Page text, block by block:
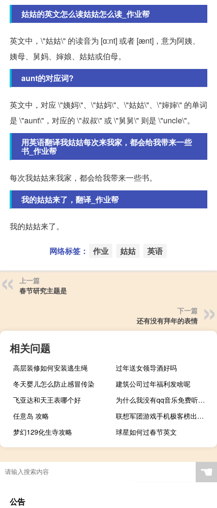
姑姑的英文怎么读姑姑怎么读_作业帮
英文中，\"姑姑\" 的读音为 [ɑ:nt] 或者 [ænt]，意为阿姨、
姨母、舅妈、婶娘、姑姑或伯母。
aunt的对应词?
英文中，对应 \"姨妈\"、\"姑妈\"、\"姑姑\"、\"婶婶\" 的单词
是 \"aunt\"，对应的 \"叔叔\" 或 \"舅舅\" 则是 \"uncle\"。
用英语翻译我姑姑每次来我家，都会给我带来一些
书_作业帮
每次我姑姑来我家，都会给我带来一些书。
我的姑姑来了，翻译_作业帮
我的姑姑来了。
网络标签： 作业 姑姑 英语
上一篇
春节研究主题是
下一篇
还有没有拜年的表情
相关问题
高层装修如何安装逃生绳
过年送女领导酒好吗
冬天婴儿怎么防止感冒传染
建筑公司过年福利发啥呢
飞亚达和天王表哪个好
为什么我没有qq音乐免费听歌模式
任意岛 攻略
联想军团游戏手机极客榜出现；可能会在本月亮相
梦幻129化生寺攻略
球星如何过春节英文
☚
公告